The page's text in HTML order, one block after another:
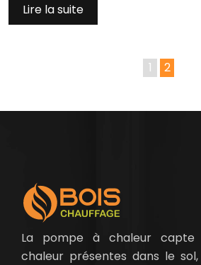
Lire la suite
1 2
La pompe à chaleur capte
chaleur présentes dans le